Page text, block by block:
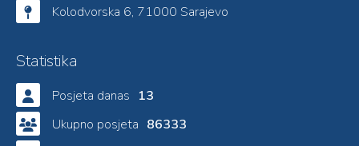
Kolodvorska 6, 71000 Sarajevo
Statistika
Posjeta danas 13
Ukupno posjeta 86333